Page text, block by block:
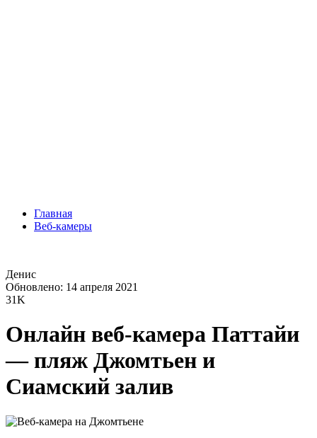
Главная
Веб-камеры
Денис
Обновлено: 14 апреля 2021
31K
Онлайн веб-камера Паттайи
— пляж Джомтьен и
Сиамский залив